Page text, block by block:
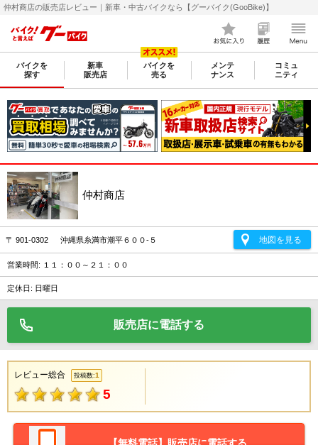
仲村商店の販売店レビュー｜新車・中古バイクなら【グーバイク(GooBike)】
バイクを
探す
新車
販売店
バイクを
売る
メンテ
ナンス
コミュ
ニティ
仲村商店
〒 901-0302 沖縄県糸満市潮平６００-５ 地図を見る
営業時間: １１：００～２１：００
定休日: 日曜日
販売店に電話する
レビュー総合 投稿数:1
5